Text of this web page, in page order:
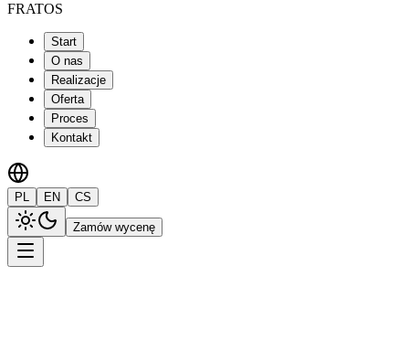
FRATOS
Start
O nas
Realizacje
Oferta
Proces
Kontakt
PL EN CS
Zamów wycenę